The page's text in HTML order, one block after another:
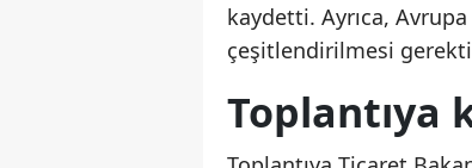
kaydetti. Ayrıca,
çeşitlendirilmesi
Toplantıya